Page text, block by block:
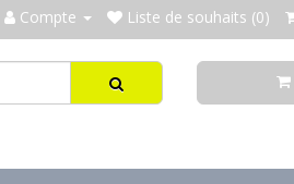
Compte Liste de souhaits (0)